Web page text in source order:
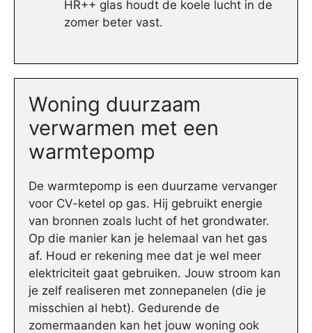
HR++ glas houdt de koele lucht in de
zomer beter vast.
Woning duurzaam
verwarmen met een
warmtepomp
De warmtepomp is een duurzame vervanger
voor CV-ketel op gas. Hij gebruikt energie
van bronnen zoals lucht of het grondwater.
Op die manier kan je helemaal van het gas
af. Houd er rekening mee dat je wel meer
elektriciteit gaat gebruiken. Jouw stroom kan
je zelf realiseren met zonnepanelen (die je
misschien al hebt). Gedurende de
zomermaanden kan het jouw woning ook